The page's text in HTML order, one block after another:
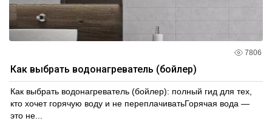
7806
Как выбрать водонагреватель (бойлер)
Как выбрать водонагреватель (бойлер): полный гид для тех,
кто хочет горячую воду и не переплачиватьГорячая вода —
это не...